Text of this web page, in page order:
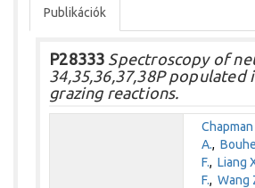
Publikációk
P28333 Spectroscopy of
34,35,36,37,38P populated
grazing reactions.
Chapman
A.,
F.,Liang
F.,Wang